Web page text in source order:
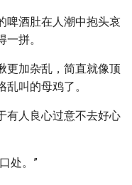
啤酒肚在人潮中抱头哀
拼。
更加杂乱，简直就像顶
叫的母鸡了。
有人良心过意不去好心
处。”